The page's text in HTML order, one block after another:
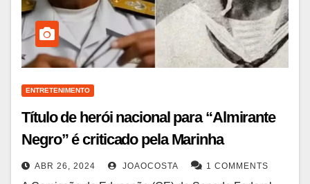
ENTRETENIMENTO
Título de herói nacional para “Almirante
Negro” é criticado pela Marinha
ABR 26, 2024 JOAOCOSTA 1 COMMENTS